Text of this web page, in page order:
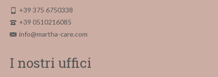
+39 375 6750338
+39 0510216085
info@martha-care.com
I nostri uffici